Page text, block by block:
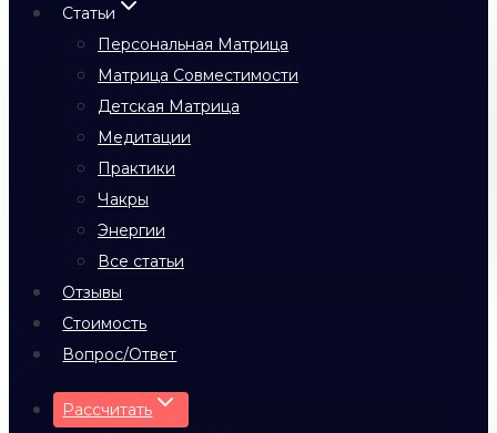
Статьи
Персональная Матрица
Матрица Совместимости
Детская Матрица
Медитации
Практики
Чакры
Энергии
Все статьи
Отзывы
Стоимость
Вопрос/Ответ
Рассчитать